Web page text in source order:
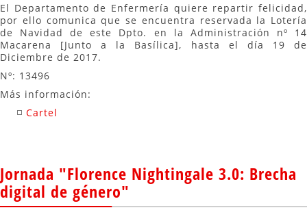
El Departamento de Enfermería quiere repartir felicidad,
por ello comunica que se encuentra reservada la Lotería
de Navidad de este Dpto. en la Administración nº 14
Macarena [Junto a la Basílica], hasta el día 19 de
Diciembre de 2017.
Nº: 13496
Más información:
Cartel
Jornada "Florence Nightingale 3.0: Brecha
digital de género"